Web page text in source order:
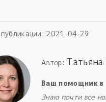
2021-04-29
Автор:
Ваш помощник в
Знаю почти все